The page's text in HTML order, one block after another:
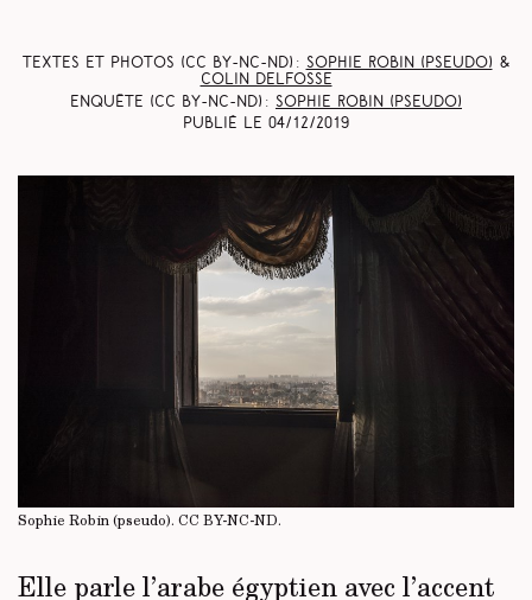
Textes et photos (CC BY-NC-ND) : Sophie Robin (pseudo) &
Colin Delfosse
Enquête (CC BY-NC-ND) : Sophie Robin (pseudo)
Publié le 04/12/2019
Sophie Robin (pseudo). CC BY-NC-ND.
Elle parle l’arabe égyptien avec l’accent